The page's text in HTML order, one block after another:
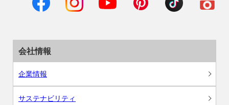
会社情報
企業情報
サステナビリティ